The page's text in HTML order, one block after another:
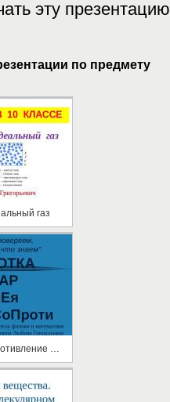
эту презентацию
по предмету
газ